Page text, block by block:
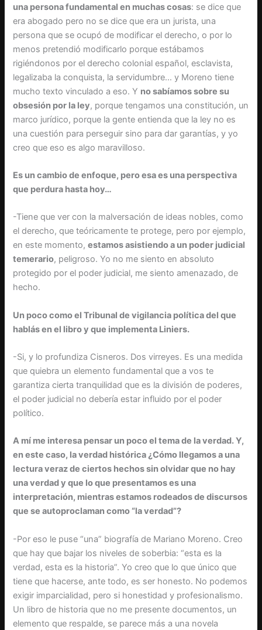
una persona fundamental en muchas cosas: se dice que
era abogado pero no se dice que era un jurista, una
persona que se ocupó de modificar el derecho, o por lo
menos pretendió modificarlo porque estábamos
rigiéndonos por el derecho colonial español, esclavista,
legalizaba la conquista, la servidumbre… y Moreno tiene
mucho texto vinculado a eso. Y no sabíamos sobre su
obsesión por la ley, porque tengamos una constitución, un
marco jurídico, porque la gente entienda que la ley no es
una cuestión para perseguir sino para dar garantías, y yo
creo que eso es algo maravilloso.
Es un cambio de enfoque, pero esa es una perspectiva
que perdura hasta hoy…
-Tiene que ver con la malversación de ideas nobles, como
el derecho, que teóricamente te protege, pero por ejemplo,
en este momento,estamos asistiendo a un poder judicial
temerario, peligroso. Yo no me siento en absoluto
protegido por el poder judicial, me siento amenazado, de
hecho.
Un poco como el Tribunal de vigilancia política del que
hablás en el libro y que implementa Liniers.
-Si, y lo profundiza Cisneros. Dos virreyes. Es una medida
que quiebra un elemento fundamental que a vos te
garantiza cierta tranquilidad que es la división de poderes,
el poder judicial no debería estar influido por el poder
político.
A mí me interesa pensar un poco el tema de la verdad. Y,
en este caso, la verdad histórica ¿Cómo llegamos a una
lectura veraz de ciertos hechos sin olvidar que no hay
una verdad y que lo que presentamos es una
interpretación, mientras estamos rodeados de discursos
que se autoproclaman como “la verdad”?
-Por eso le puse “una” biografía de Mariano Moreno. Creo
que hay que bajar los niveles de soberbia: “esta es la
verdad, esta es la historia”. Yo creo que lo que único que
tiene que hacerse, ante todo, es ser honesto. No podemos
exigir imparcialidad, pero si honestidad y profesionalismo.
Un libro de historia que no me presente documentos, un
elemento que respalde, se parece más a una novela